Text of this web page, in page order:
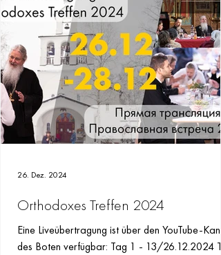
Orthodoxes Treffen 2024
Eine Liveübertragung ist über den YouTube-Kanal
des Boten verfügbar: Tag 1 - 13/26.12.2024
26. Dez. 2024